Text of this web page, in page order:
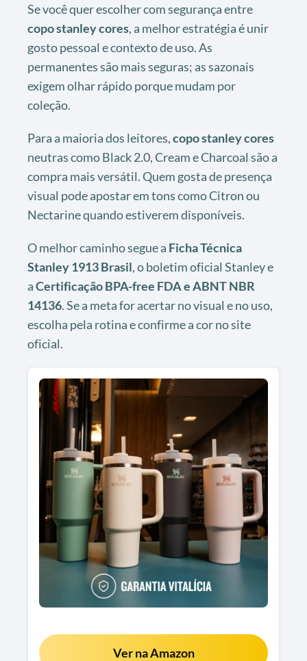
Se você quer escolher com segurança entre
copo stanley cores, a melhor estratégia é unir
gosto pessoal e contexto de uso. As
permanentes são mais seguras; as sazonais
exigem olhar rápido porque mudam por
coleção.
Para a maioria dos leitores,copo stanley cores
neutras como Black 2.0, Cream e Charcoal são a
compra mais versátil. Quem gosta de presença
visual pode apostar em tons como Citron ou
Nectarine quando estiverem disponíveis.
O melhor caminho segue a Ficha Técnica
Stanley 1913 Brasil, o boletim oficial Stanley e
aCertificação BPA-free FDA e ABNT NBR
14136. Se a meta for acertar no visual e no uso,
escolha pela rotina e confirme a cor no site
oficial.
Ver na Amazon